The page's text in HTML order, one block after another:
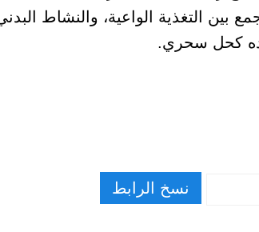
التغذية الواعية، والنشاط
كحل سحري.
نسخ الرابط